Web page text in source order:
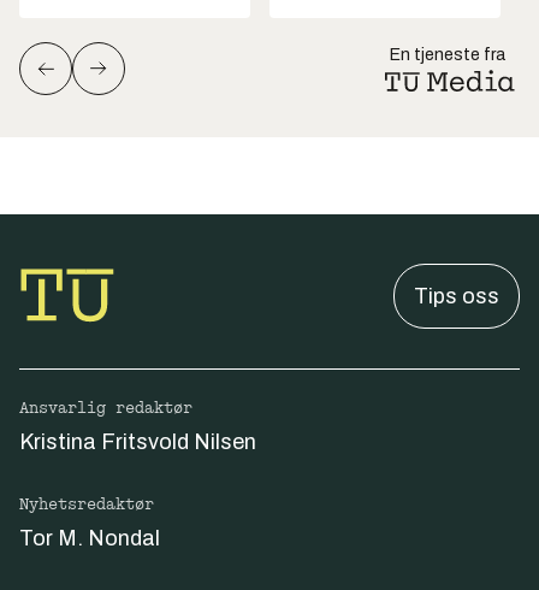
En tjeneste fra
Tips oss
Ansvarlig redaktør
Kristina Fritsvold Nilsen
Nyhetsredaktør
Tor M. Nondal